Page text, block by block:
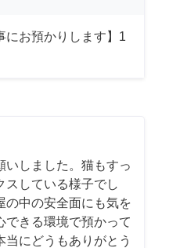
にお預かりします】1
いしました。猫もすっ
スしている様子でし
の中の安全面にも気を
できる環境で預かって
にどうもありがとう